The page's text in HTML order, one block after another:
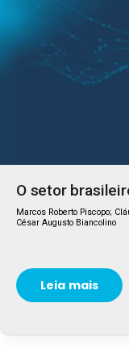
O setor
Marcos Roberto Piscopo;
César Augusto Biancolino
Leia mais